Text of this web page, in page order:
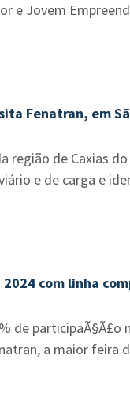
e Jovem
Fenatran, em
de Caxias
e de carga e
com linha
de participaÃ§Ã£o
a maior